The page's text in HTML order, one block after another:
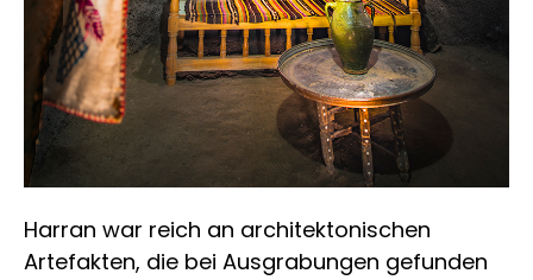
Harran war reich an architektonischen
Artefakten, die bei Ausgrabungen gefunden